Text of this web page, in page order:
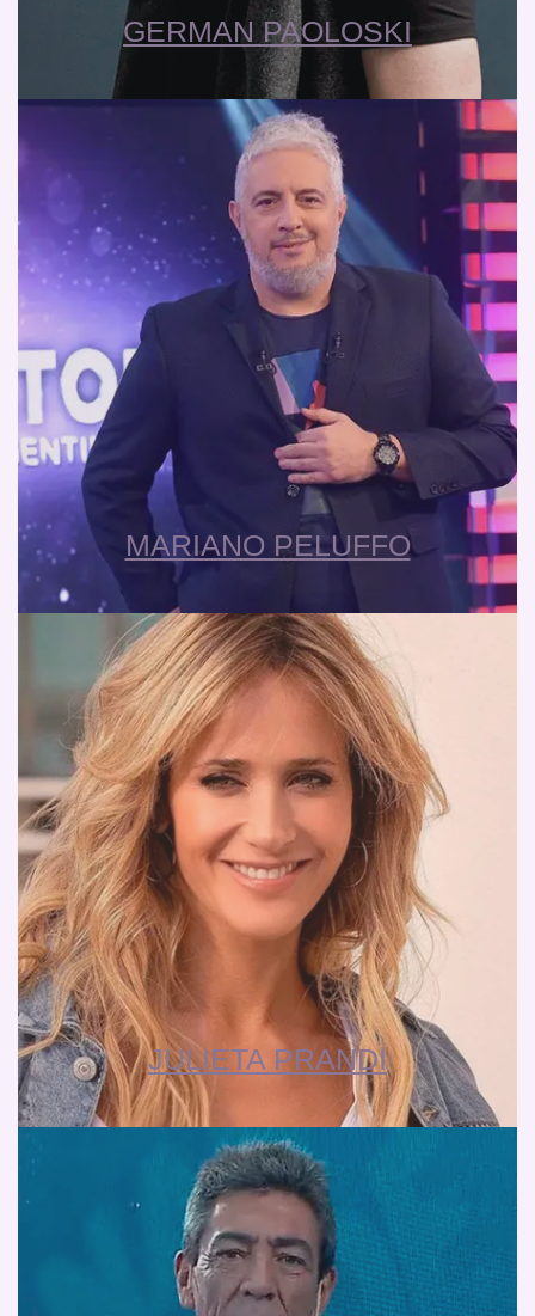
GERMAN PAOLOSKI
MARIANO PELUFFO
JULIETA PRANDI